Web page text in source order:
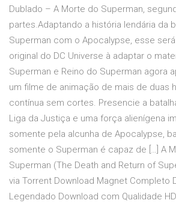
Dublado – A Morte do Superman,
partes.Adaptando a história lendária da
Superman com o Apocalypse, esse
original do DC Universe à adaptar o
Superman e Reino do Superman agora
um filme de animação de mais de duas
contínua sem cortes. Presencie a
Liga da Justiça e uma força alienígena
somente pela alcunha de Apocalypse,
somente o Superman é capaz de […] A
Superman (The Death and Return of
via Torrent Download Magnet Completo
Legendado Download com Qualidade